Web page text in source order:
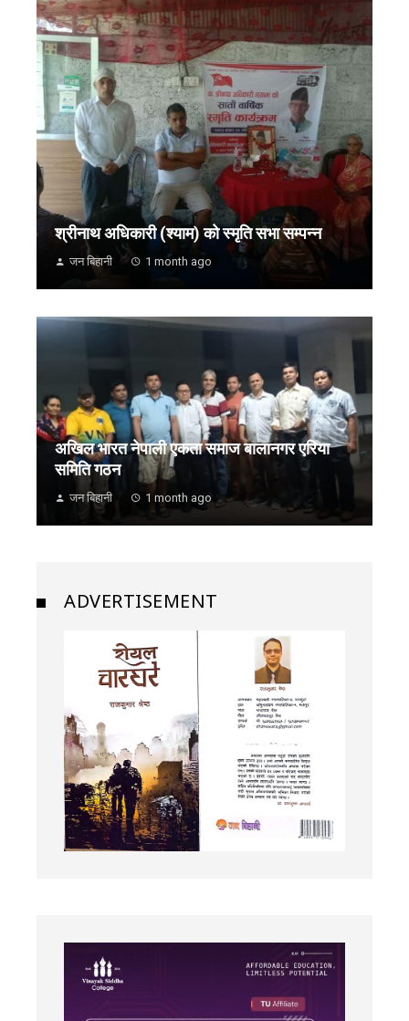
श्रीनाथ अधिकारी (श्याम) को स्मृति सभा सम्पन्न
जन बिहानी 1 month ago
अखिल भारत नेपाली एकता समाज बालानगर एरिया
समिति गठन
जन बिहानी 1 month ago
ADVERTISEMENT